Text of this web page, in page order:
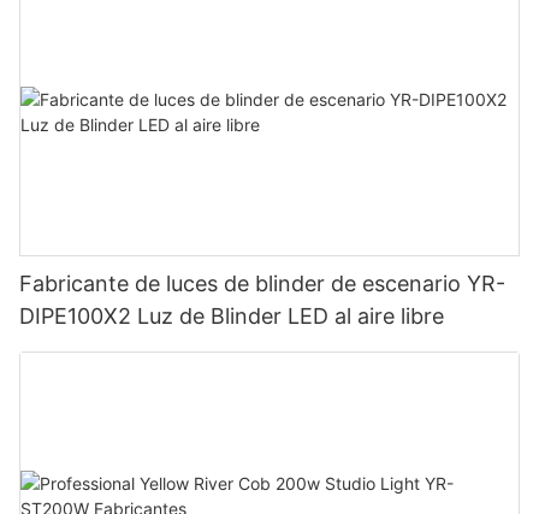
Fabricante de luces de blinder de escenario YR-
DIPE100X2 Luz de Blinder LED al aire libre